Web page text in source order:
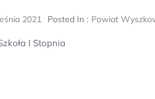
2021 Posted In : Powiat
I Stopnia